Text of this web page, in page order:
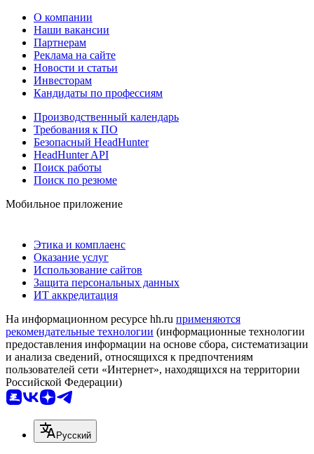
О компании
Наши вакансии
Партнерам
Реклама на сайте
Новости и статьи
Инвесторам
Кандидаты по профессиям
Производственный календарь
Требования к ПО
Безопасный HeadHunter
HeadHunter API
Поиск работы
Поиск по резюме
Мобильное приложение
Этика и комплаенс
Оказание услуг
Использование сайтов
Защита персональных данных
ИТ аккредитация
На информационном ресурсе hh.ru применяются
рекомендательные технологии (информационные технологии
предоставления информации на основе сбора, систематизации
и анализа сведений, относящихся к предпочтениям
пользователей сети «Интернет», находящихся на территории
Российской Федерации)
Русский